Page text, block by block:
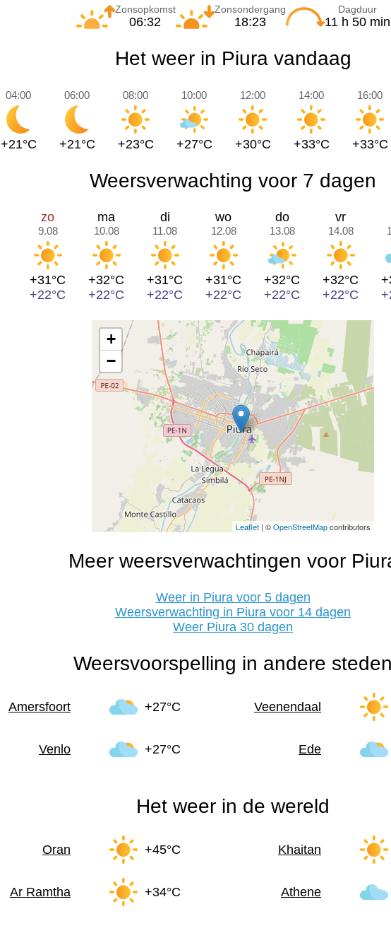
Zonsopkomst
06:32
Zonsondergang
18:23
Dagduur
11 h 50 min
Het weer in Piura vandaag
04:00
+21°C
06:00
+21°C
08:00
+23°C
10:00
+27°C
12:00
+30°C
14:00
+33°C
16:00
+33°C
Weersverwachting voor 7 dagen
zo
9.08
+31°C
+22°C
ma
10.08
+32°C
+22°C
di
11.08
+31°C
+22°C
wo
12.08
+31°C
+22°C
do
13.08
+32°C
+22°C
vr
14.08
+32°C
+22°C
+
−
Leaflet | ©OpenStreetMapcontributors
Meer weersverwachtingen voor
Weer in Piura voor 5 dagen
Weersverwachting in Piura voor 14 dagen
Weer Piura 30 dagen
Weersvoorspelling in andere
Amersfoort +27°C Veenendaal
Venlo +27°C Ede
Het weer in de wereld
Oran +45°C Khaitan
Ar Ramtha +34°C Athene